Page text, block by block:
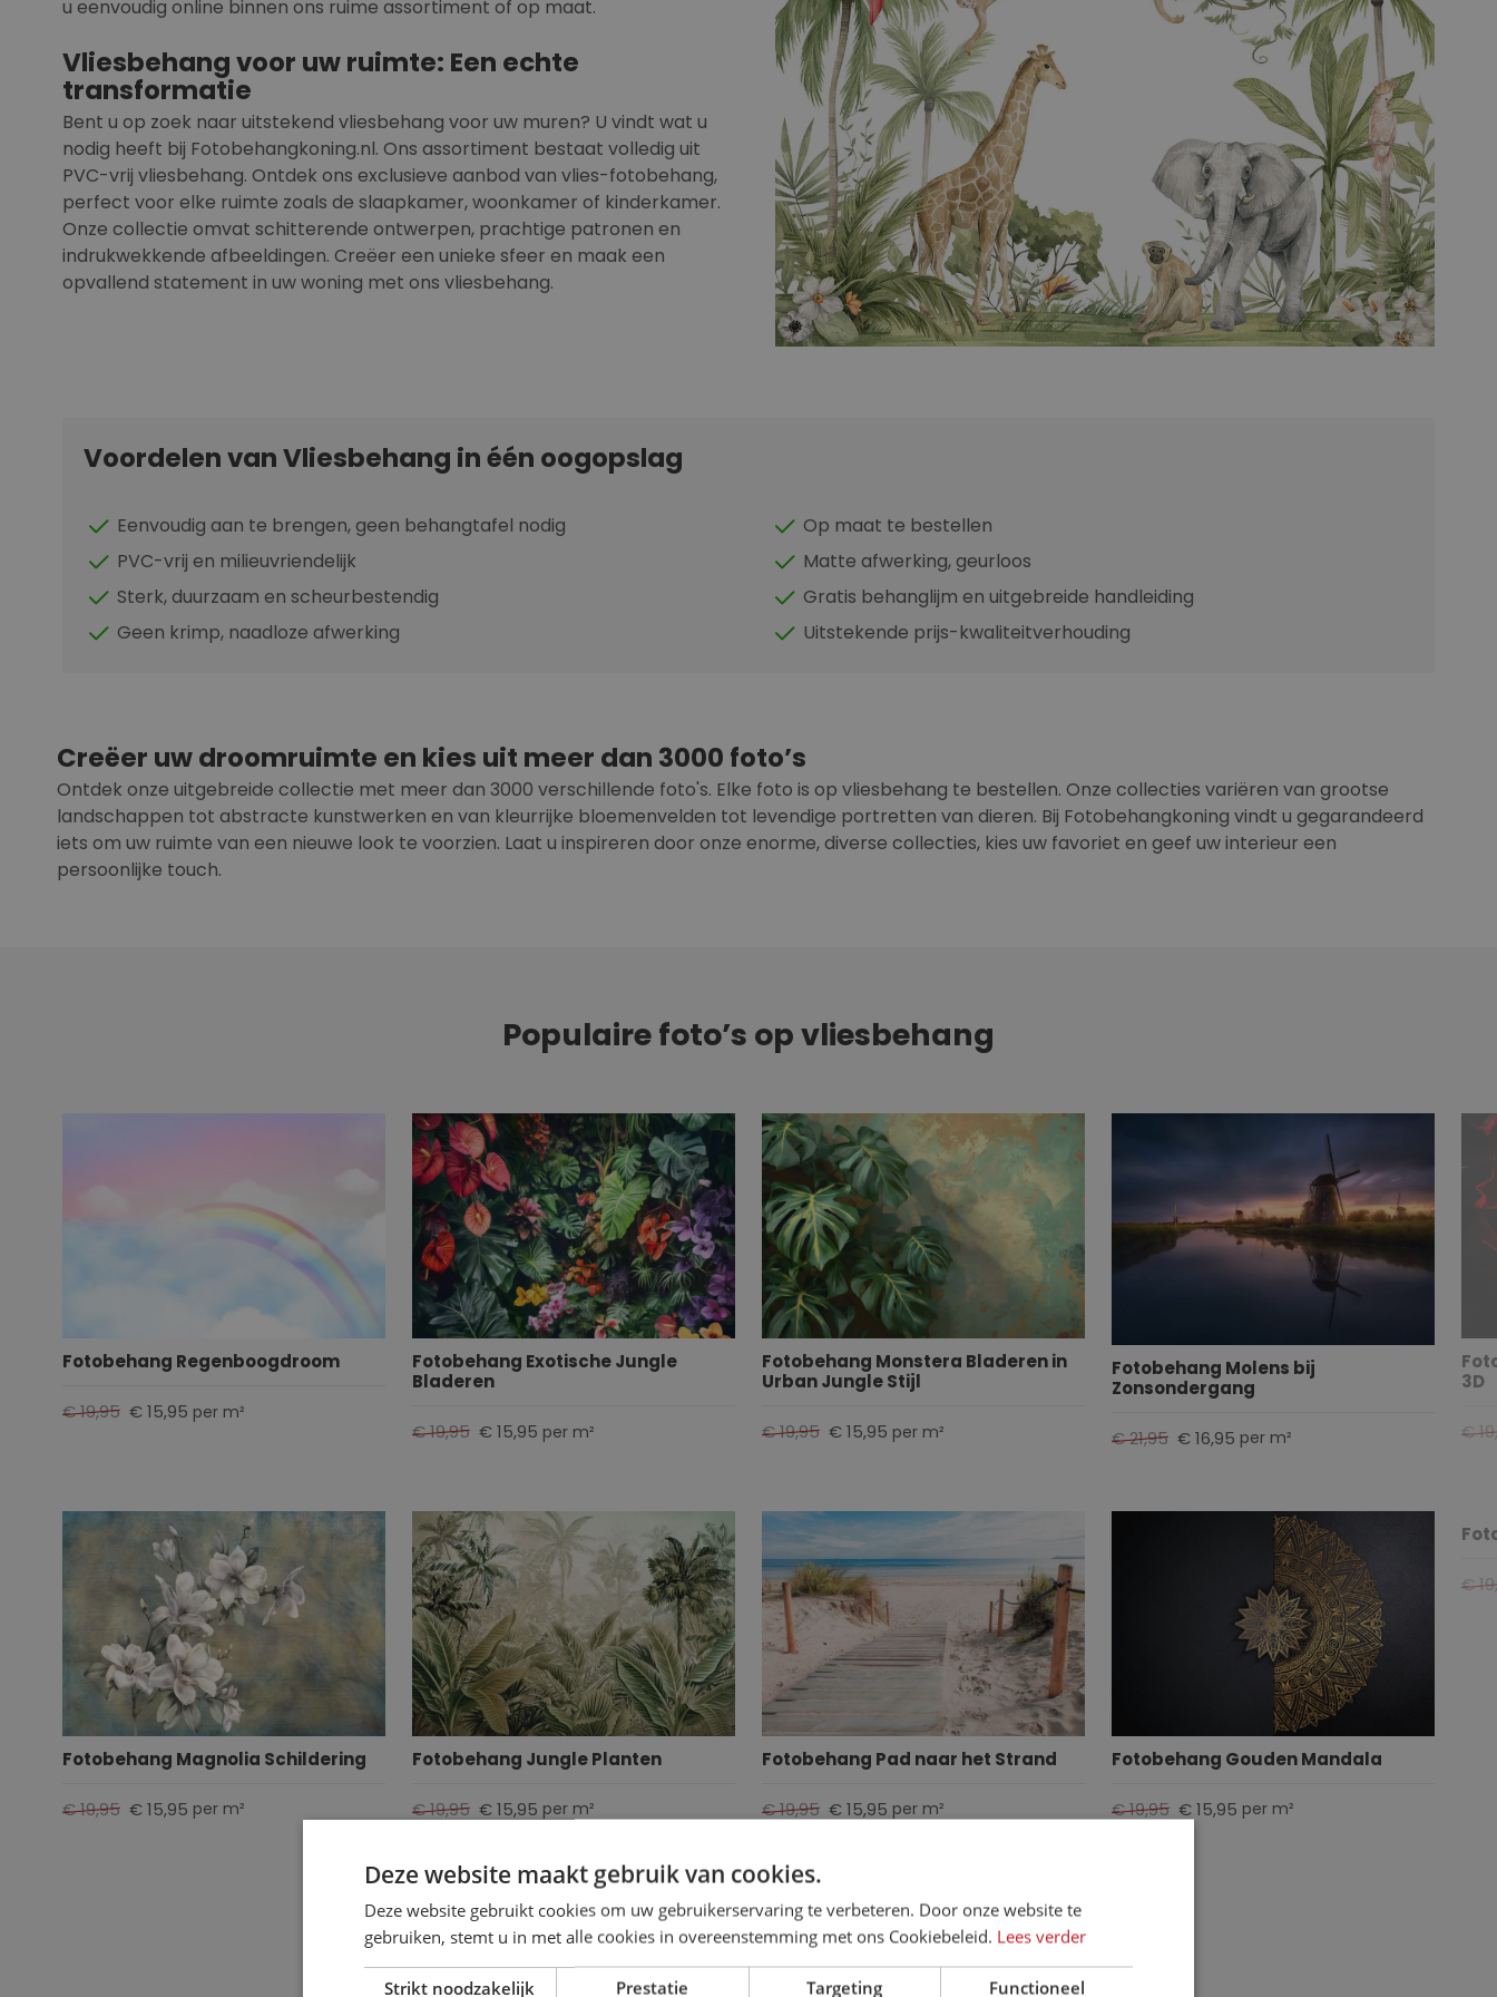
u eenvoudig online binnen ons ruime assortiment of op maat.
Vliesbehang voor uw ruimte: Een echte
transformatie
Bent u op zoek naar uitstekend vliesbehang voor uw muren? U vindt wat u
nodig heeft bij Fotobehangkoning.nl. Ons assortiment bestaat volledig uit
PVC-vrij vliesbehang. Ontdek ons exclusieve aanbod van vlies-fotobehang,
perfect voor elke ruimte zoals de slaapkamer, woonkamer of kinderkamer.
Onze collectie omvat schitterende ontwerpen, prachtige patronen en
indrukwekkende afbeeldingen. Creëer een unieke sfeer en maak een
opvallend statement in uw woning met ons vliesbehang.
Voordelen van Vliesbehang in één oogopslag
Eenvoudig aan te brengen, geen behangtafel nodig
PVC-vrij en milieuvriendelijk
Sterk, duurzaam en scheurbestendig
Geen krimp, naadloze afwerking
Op maat te bestellen
Matte afwerking, geurloos
Gratis behanglijm en uitgebreide handleiding
Uitstekende prijs-kwaliteitverhouding
Creëer uw droomruimte en kies uit meer dan 3000 foto’s
Ontdek onze uitgebreide collectie met meer dan 3000 verschillende foto's. Elke foto is op vliesbehang te bestellen. Onze collecties variëren van grootse
landschappen tot abstracte kunstwerken en van kleurrijke bloemenvelden tot levendige portretten van dieren. Bij Fotobehangkoning vindt u gegarandeerd
iets om uw ruimte van een nieuwe look te voorzien. Laat u inspireren door onze enorme, diverse collecties, kies uw favoriet en geef uw interieur een
persoonlijke touch.
Populaire foto’s op vliesbehang
Fotobehang Regenboogdroom
€ 15,95 per m²
€ 19,95
Fotobehang Exotische Jungle
Bladeren
€ 15,95 per m²
€ 19,95
Fotobehang Monstera Bladeren in
Urban Jungle Stijl
€ 15,95 per m²
€ 19,95
Fotobehang Molens bij
Zonsondergang
€ 16,95 per m²
€ 21,95
3D
€
Fotobehang Magnolia Schildering
€ 15,95 per m²
€ 19,95
Fotobehang Jungle Planten
€ 15,95 per m²
€ 19,95
Fotobehang Pad naar het Strand
€ 15,95 per m²
€ 19,95
Fotobehang Gouden Mandala
€ 15,95 per m²
€ 19,95
€
Deze website maakt gebruik van cookies.
Deze website gebruikt cookies om uw gebruikerservaring te verbeteren. Door onze website te
gebruiken, stemt u in met alle cookies in overeenstemming met ons Cookiebeleid. Lees verder
Strikt noodzakelijk Prestatie Targeting Functioneel